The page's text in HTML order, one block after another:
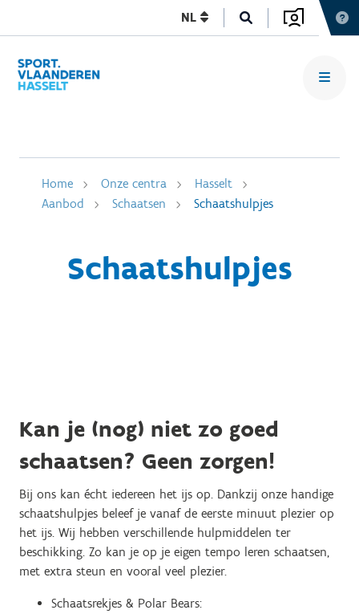
NL
Home Onze centra
Hasselt
Aanbod
Schaatsen Schaatshulpjes
Schaatshulpjes
Kan je (nog) niet zo goed
schaatsen? Geen zorgen!
Bij ons kan écht iedereen het ijs op. Dankzij onze handige
schaatshulpjes beleef je vanaf de eerste minuut plezier op
het ijs. Wij hebben verschillende hulpmiddelen ter
beschikking. Zo kan je op je eigen tempo leren schaatsen,
met extra steun en vooral veel plezier.
Schaatsrekjes & Polar Bears: